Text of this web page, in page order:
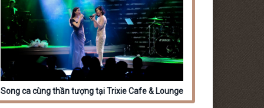
Song ca cùng thần tượng tại Trixie Cafe & Lounge